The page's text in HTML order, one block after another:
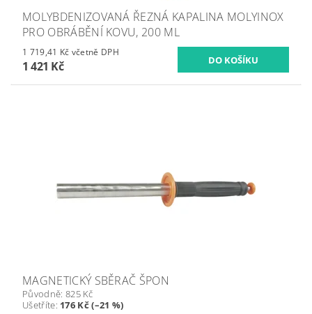
MOLYBDENIZOVANÁ ŘEZNÁ KAPALINA MOLYINOX
PRO OBRÁBĚNÍ KOVU, 200 ML
1 719,41 Kč včetně DPH
1 421 Kč
MAGNETICKÝ SBĚRAČ ŠPON
Původně: 825 Kč
Ušetříte: 176 Kč (–21 %)